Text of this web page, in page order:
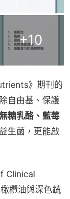
+10
》期刊的
自由基、保護
糖乳酪、藍莓
生菌，更能啟
Clinical
欖油與深色蔬